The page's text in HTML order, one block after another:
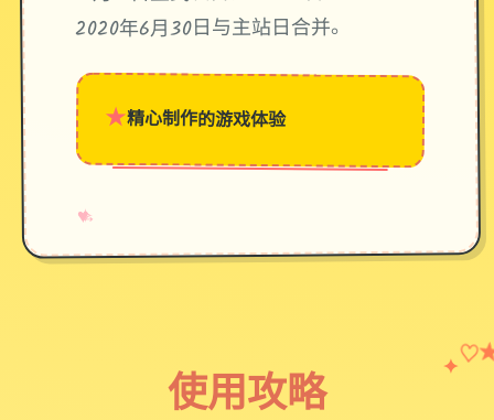
2020年6月30日与主站日合并。
★精心制作的游戏体验
♥
✧
→
使用攻略
✦♡